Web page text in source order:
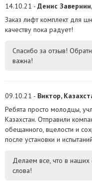
14.10.21 - Денис
Заказ лифт комплект для
качеству пока радует!
Спасибо за отзыв!
важна!
09.10.21 - Виктор,
Ребята просто молодцы,
Казахстан. Отправили
обещанного, вцелости и
после установки и
Делаем все, что в наших
слова!